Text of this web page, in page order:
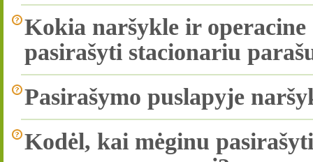
Kokia naršykle ir
pasirašyti stacionariu
Pasirašymo puslapyje
Kodėl, kai mėginu